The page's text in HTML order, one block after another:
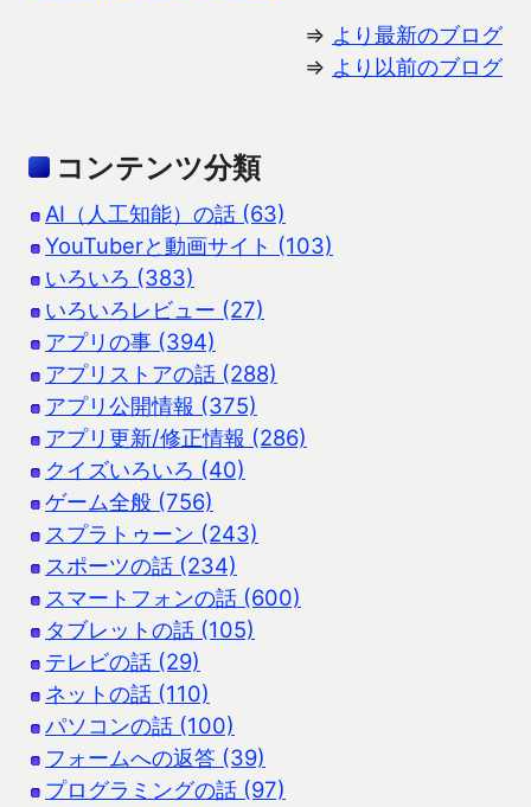
⇒ より最新のブログ
⇒ より以前のブログ
コンテンツ分類
AI（人工知能）の話 (63)
YouTuberと動画サイト (103)
いろいろ (383)
いろいろレビュー (27)
アプリの事 (394)
アプリストアの話 (288)
アプリ公開情報 (375)
アプリ更新/修正情報 (286)
クイズいろいろ (40)
ゲーム全般 (756)
スプラトゥーン (243)
スポーツの話 (234)
スマートフォンの話 (600)
タブレットの話 (105)
テレビの話 (29)
ネットの話 (110)
パソコンの話 (100)
フォームへの返答 (39)
プログラミングの話 (97)